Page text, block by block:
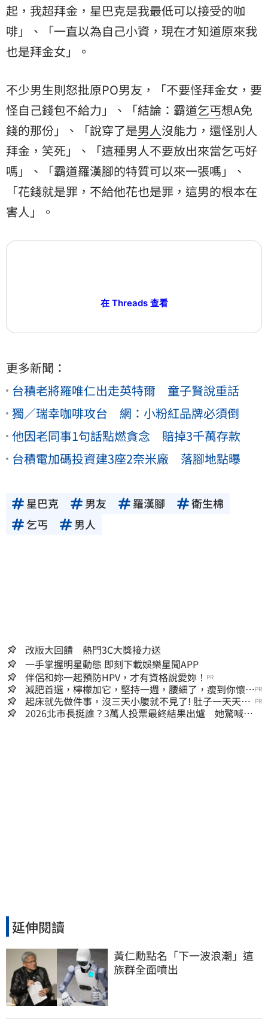
起，我超拜金，星巴克是我最低可以接受的咖
啡」、「一直以為自己小資，現在才知道原來我
也是拜金女」。
不少男生則怒批原PO男友，「不要怪拜金女，要
怪自己錢包不給力」、「結論：霸道乞丐想A免
錢的那份」、「說穿了是男人沒能力，還怪別人
拜金，笑死」、「這種男人不要放出來當乞丐好
嗎」、「霸道羅漢腳的特質可以來一張嗎」、
「花錢就是罪，不給他花也是罪，這男的根本在
害人」。
在 Threads 查看
更多新聞：
台積老將羅唯仁出走英特爾 童子賢說重話
獨／瑞幸咖啡攻台 網：小粉紅品牌必須倒
他因老同事1句話點燃貪念 賠掉3千萬存款
台積電加碼投資建3座2奈米廠 落腳地點曝
星巴克 男友 羅漢腳
衛生棉
乞丐
男人
改版大回饋 熱門3C大獎接力送
一手掌握明星動態 即刻下載娛樂星聞APP
伴侶和妳一起預防HPV，才有資格說愛妳！ PR
減肥首選，檸檬加它，堅持一週，腰細了，瘦到你懷疑
人生
PR
起床就先做件事，沒三天小腹就不見了! 肚子一天天變
小！
PR
2026北市長挺誰？3萬人投票最終結果出爐 她驚喊：
延伸閱讀
黃仁勳點名「下一波浪潮」這
族群全面噴出